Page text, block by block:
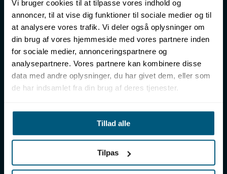
Vi bruger cookies til at tilpasse vores indhold og
annoncer, til at vise dig funktioner til sociale medier og til
at analysere vores trafik. Vi deler også oplysninger om
din brug af vores hjemmeside med vores partnere inden
for sociale medier, annonceringspartnere og
analysepartnere. Vores partnere kan kombinere disse
data med andre oplysninger, du har givet dem, eller som
de har indsamlet fra din brug af deres tjenester.
Tillad alle
Tilpas
LML SPORT - Alt til vand
LML SPORT er en engrosforhandler af alt til vand. Vores
sortiment omfatter f.eks. badetøj, svømmeudstyr, udstyr til
vandleg og vandsport, vandbehandling og teknik samt inventar
til vådrum, sauna & spa. Vores kunder er bl.a. svømmehaller,
badelande, friluftsbade, campingpladser, feriecentre,
idrætshaller og skoler. Vælg os som din leverandør, fordi vi har
over 50 års erfaring i branchen og tilbyder den højeste
info@lml-sport.dk